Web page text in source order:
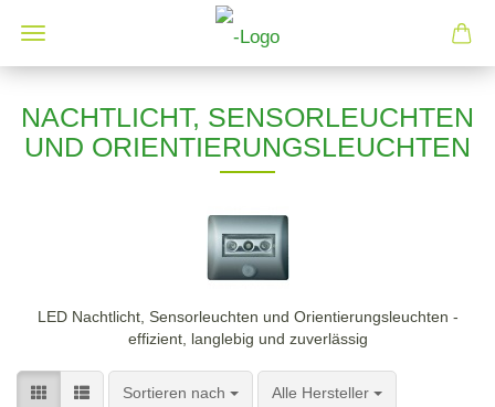
NACHTLICHT, SENSORLEUCHTEN
UND ORIENTIERUNGSLEUCHTEN
LED Nachtlicht, Sensorleuchten und Orientierungsleuchten -
effizient, langlebig und zuverlässig
Sortieren nach
Sortieren nach Alle Hersteller
pro Seite